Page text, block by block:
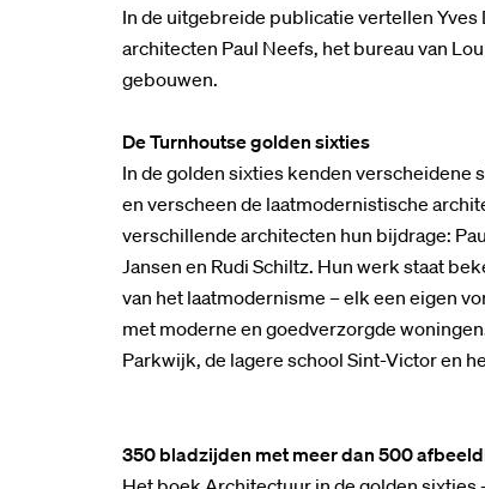
In de uitgebreide publicatie vertellen Yves
architecten Paul Neefs, het bureau van
gebouwen.
De Turnhoutse golden sixties
In de golden sixties kenden verscheidene
en verscheen de laatmodernistische
verschillende architecten hun bijdrage:
Jansen en Rudi Schiltz. Hun werk staat
van het laatmodernisme – elk een eigen
met moderne en goedverzorgde
Parkwijk, de lagere school Sint-Victor en
350 bladzijden met meer dan 500